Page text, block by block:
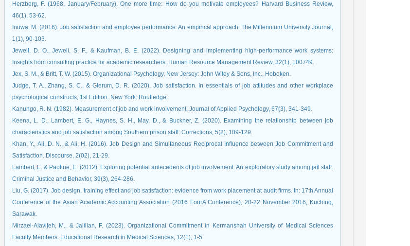
Herzberg, F. (1968, January/February). One more time: How do you motivate employees? Harvard Business Review,
46(1), 53-62.
Inuwa, M. (2016). Job satisfaction and employee performance: An empirical approach. The Millennium University Journal,
1(1), 90-103.
Jewell, D. O., Jewell, S. F., & Kaufman, B. E. (2022). Designing and implementing high-performance work systems:
Insights from consulting practice for academic researchers. Human Resource Management Review, 32(1), 100749.
Jex, S. M., & Britt, T. W. (2015). Organizational Psychology. New Jersey: John Wiley & Sons, Inc., Hoboken.
Judge, T. A., Zhang, S. C., & Glerum, D. R. (2020). Job satisfaction. In essentials of job attitudes and other workplace
psychological constructs, 1st Edition. New York: Routledge.
Kanungo, R. N. (1982). Measurement of job and work involvement. Journal of Applied Psychology, 67(3), 341-349.
Keena, L. D., Lambert, E. G., Haynes, S. H., May, D., & Buckner, Z. (2020). Examining the relationship between job
characteristics and job satisfaction among Southern prison staff. Corrections, 5(2), 109-129.
Khan, Y., Ali, D. N., & Ali, H. (2016). Job Design and Simultaneous Reciprocal Influence between Job Commitment and
Satisfaction. Discourse, 2(02), 21-29.
Lambert, E. & Paoline, E. (2012). Exploring potential antecedents of job involvement: An exploratory study among jail staff.
Criminal Justice and Behavior, 39(3), 264-286.
Liu, G. (2017). Job design, training effect and job satisfaction: evidence from work placement at audit firms. In: 17th Annual
Conference of the Asian Academic Accounting Association (2016 FourA Conference), 20-22 November 2016, Kuching,
Sarawak.
Mirzaei-Alavijeh, M., & Jalilian, F. (2023). Organizational Commitment in Kermanshah University of Medical Sciences
Faculty Members. Educational Research in Medical Sciences, 12(1), 1-5.